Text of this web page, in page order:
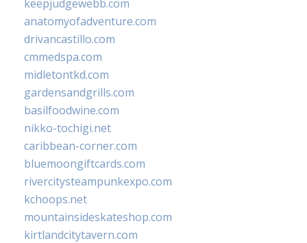
keepjudgewebb.com
anatomyofadventure.com
drivancastillo.com
cmmedspa.com
midletontkd.com
gardensandgrills.com
basilfoodwine.com
nikko-tochigi.net
caribbean-corner.com
bluemoongiftcards.com
rivercitysteampunkexpo.com
kchoops.net
mountainsideskateshop.com
kirtlandcitytavern.com